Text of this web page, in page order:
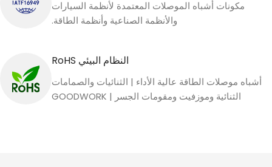
مكونات أشباه الموصلات المعتمدة لأنظمة السيارات
والأنظمة الصناعية وأنظمة الطاقة.
النظام البيئي RoHS
أشباه موصلات الطاقة عالية الأداء | الثنائيات والصمامات
الثنائية وموزفيت ومقومات الجسر | GOODWORK